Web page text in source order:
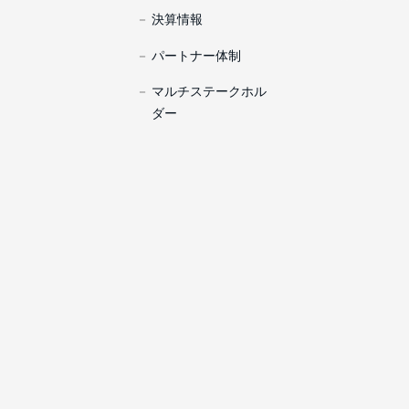
決算情報
パートナー体制
マルチステークホル
ダー